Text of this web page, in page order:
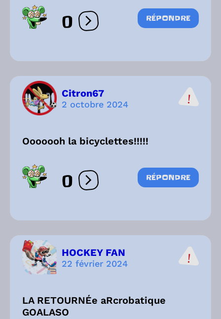
0 Ouvrir les réactions
RÉPONDRE
Citron67
2 octobre 2024
Ooooooh la bicyclettes!!!!!
0 Ouvrir les réactions
RÉPONDRE
HOCKEY FAN
22 février 2024
LA RETOURNÉe aRcrobatique
GOALASO